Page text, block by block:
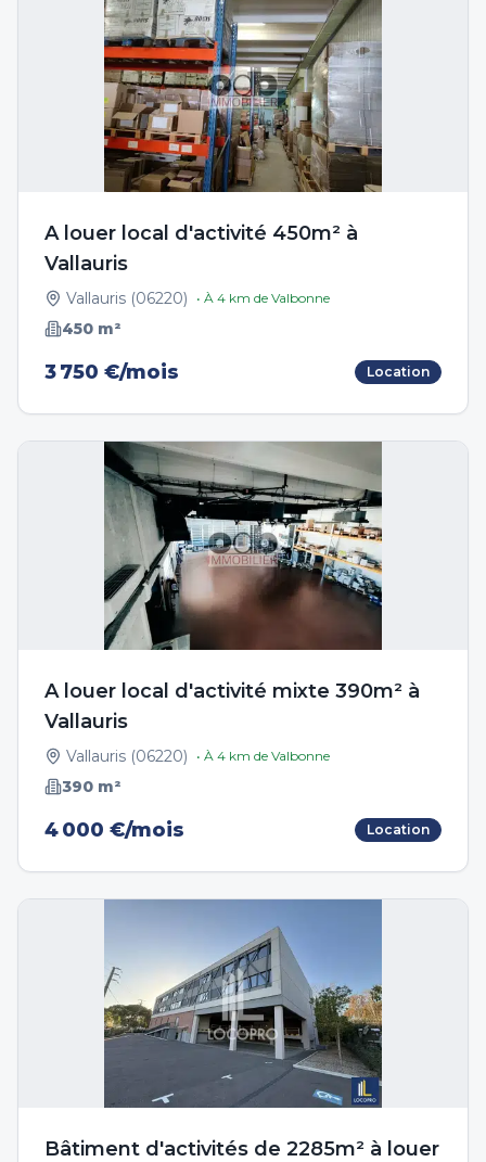
A louer local d'activité 450m² à
Vallauris
Vallauris (06220) • À 4 km de Valbonne
450 m²
3 750 €/mois Location
A louer local d'activité mixte 390m² à
Vallauris
Vallauris (06220) • À 4 km de Valbonne
390 m²
4 000 €/mois Location
Bâtiment d'activités de 2285m² à louer